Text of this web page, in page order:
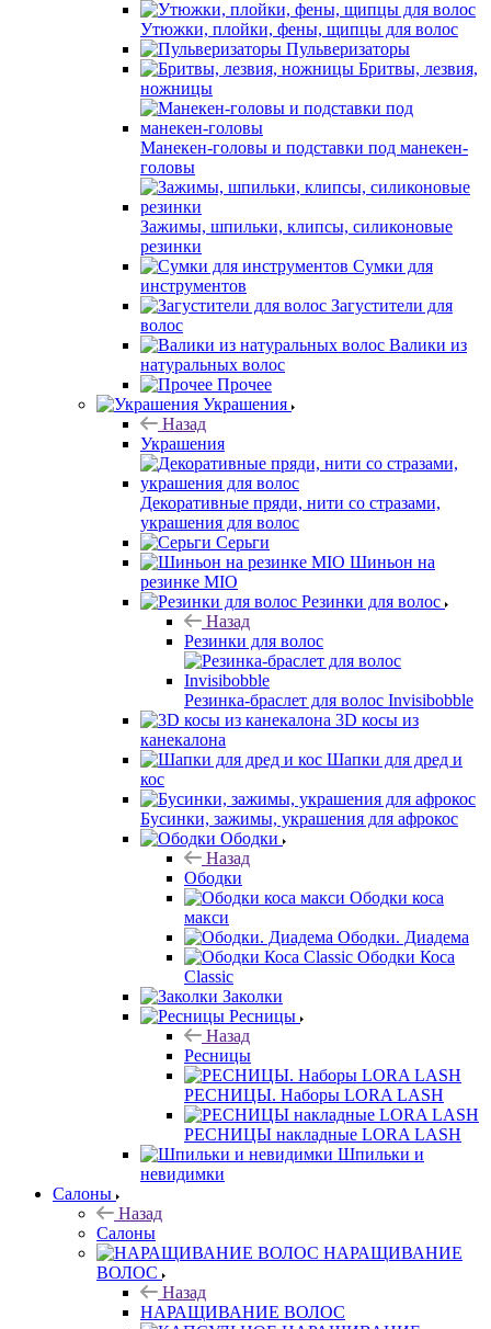
Утюжки, плойки, фены, щипцы для волос
Пульверизаторы
Бритвы, лезвия,
ножницы
Манекен-головы и подставки под манекен-
головы
Зажимы, шпильки, клипсы, силиконовые
резинки
Сумки для
инструментов
Загустители для
волос
Валики из
натуральных волос
Прочее
Украшения
Назад
Украшения
Декоративные пряди, нити со стразами,
украшения для волос
Серьги
Шиньон на
резинке MIO
Резинки для волос
Назад
Резинки для волос
Резинка-браслет для волос Invisibobble
3D косы из
канекалона
Шапки для дред и
кос
Бусинки, зажимы, украшения для афрокос
Ободки
Назад
Ободки
Ободки коса
макси
Ободки. Диадема
Ободки Коса
Classic
Заколки
Ресницы
Назад
Ресницы
РЕСНИЦЫ. Наборы LORA LASH
РЕСНИЦЫ накладные LORA LASH
Шпильки и
невидимки
Салоны
Назад
Салоны
НАРАЩИВАНИЕ
ВОЛОС
Назад
НАРАЩИВАНИЕ ВОЛОС